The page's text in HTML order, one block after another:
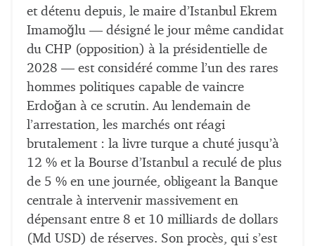
et détenu depuis, le maire d’Istanbul Ekrem
Imamoğlu — désigné le jour même candidat
du CHP (opposition) à la présidentielle de
2028 — est considéré comme l’un des rares
hommes politiques capable de vaincre
Erdoğan à ce scrutin. Au lendemain de
l’arrestation, les marchés ont réagi
brutalement : la livre turque a chuté jusqu’à
12 % et la Bourse d’Istanbul a reculé de plus
de 5 % en une journée, obligeant la Banque
centrale à intervenir massivement en
dépensant entre 8 et 10 milliards de dollars
(Md USD) de réserves. Son procès, qui s’est